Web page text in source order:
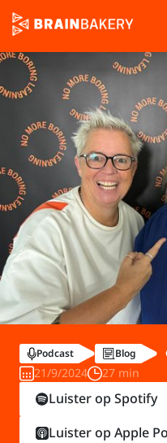
Podcast Blog
21/9/2024 27 min
Luister op Spotify
Luister op Apple